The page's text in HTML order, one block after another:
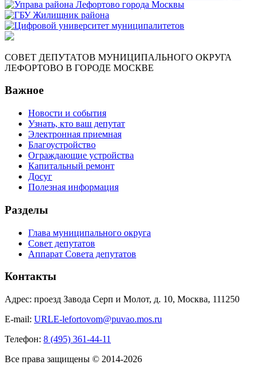
СОВЕТ ДЕПУТАТОВ МУНИЦИПАЛЬНОГО ОКРУГА
ЛЕФОРТОВО В ГОРОДЕ МОСКВЕ
Важное
Новости и события
Узнать, кто ваш депутат
Электронная приемная
Благоустройство
Ограждающие устройства
Капитальный ремонт
Досуг
Полезная информация
Разделы
Глава муниципального округа
Совет депутатов
Аппарат Совета депутатов
Контакты
Адрес: проезд Завода Серп и Молот, д. 10, Москва, 111250
E-mail: URLE-lefortovom@puvao.mos.ru
Телефон: 8 (495) 361-44-11
Все права защищены © 2014-2026